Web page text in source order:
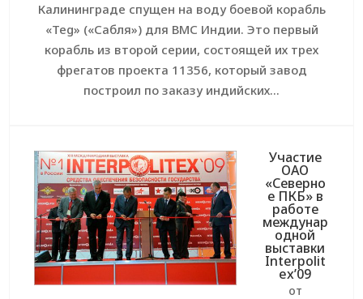
Калининграде спущен на воду боевой корабль
«Teg» («Сабля») для ВМС Индии. Это первый
корабль из второй серии, состоящей их трех
фрегатов проекта 11356, который завод
построил по заказу индийских...
Участие
ОАО
«Северно
е ПКБ» в
работе
междунар
одной
выставки
Interpolit
ex’09
от